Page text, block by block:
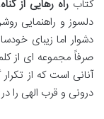
کتاب راه رهایی از گناه
دلسوز و راهنمایی
دشوار اما زیبای
صرفاً مجموعه ای از
آنانی است که از
درونی و قرب الهی را